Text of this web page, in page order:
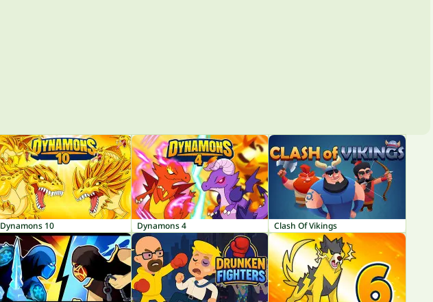
Dynamons 10 Dynamons 4 Clash Of Vikings